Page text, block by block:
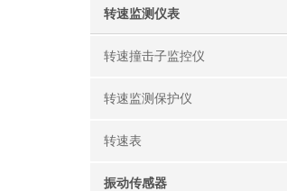
转速监测仪表
转速撞击子监控仪
转速监测保护仪
转速表
振动传感器